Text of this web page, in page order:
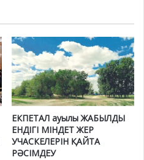
ЕКПЕТАЛ ауылы ЖАБЫЛДЫ
ЕНДІГІ МІНДЕТ ЖЕР
УЧАСКЕЛЕРІН ҚАЙТА
РӘСІМДЕУ